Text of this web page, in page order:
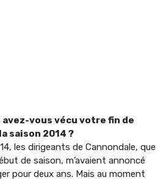
vous vécu votre fin de
saison 2014 ?
les dirigeants de Cannondale, que
de saison, m’avaient annoncé
pour deux ans. Mais au moment